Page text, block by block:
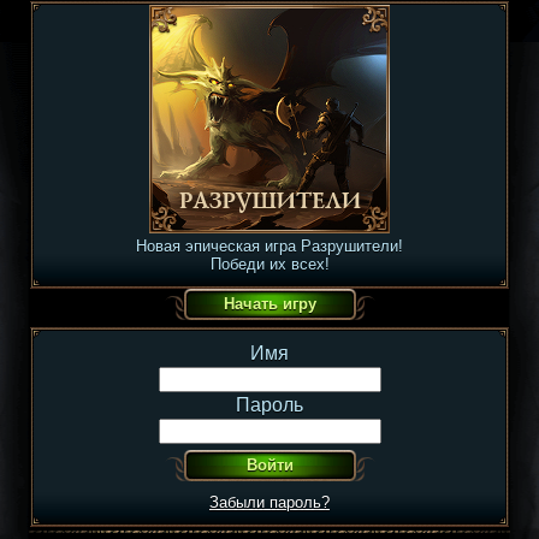
Новая эпическая игра Разрушители!
Победи их всех!
Имя
Пароль
Забыли пароль?